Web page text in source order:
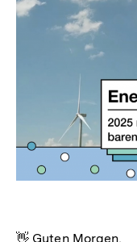
👋 Guten Morgen,